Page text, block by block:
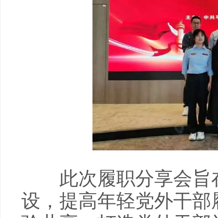
此次履职分享会旨
设，提高年轻党外干